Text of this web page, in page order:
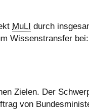
MuLI durch
Wissenstransfer bei:
Zielen. Der
von